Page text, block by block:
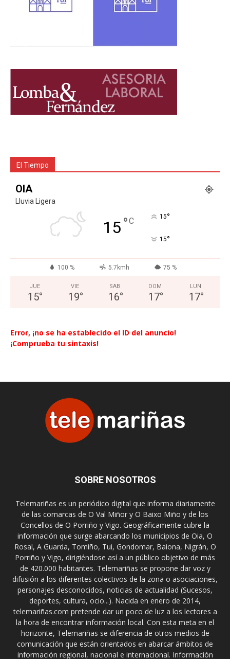
El Tiempo
OIA
Lluvia Ligera
15°C 15°
15°
100 % 5.7kmh 75 %
JUE
15°
VIE
19°
SAB
16°
DOM
17°
LUN
17°
Error, ¡no se ha establecido el ID del anuncio!
¡Comprueba tu sintaxis!
SOBRE NOSOTROS
Telemariñas es un periódico digital que informa diariamente
de las comarcas de O Val Miñor y O Baixo Miño y de los
Concellos de O Porriño y Vigo. Geográficamente cubre la
información que surge abarcando los municipios de Oia, O
Rosal, A Guarda, Tomiño, Tui, Gondomar, Baiona, Nigrán, O
Porriño y Vigo, dirigiéndose así a un público objetivo de más
de 420.000 habitantes. Telemariñas se propone dar voz y
difusión a los diferentes colectivos de la zona o asociaciones,
personajes desconocidos, noticias de actualidad (Sucesos,
deportes, cultura, ocio...). Nacida en enero de 2014,
telemariñas.com pretende dar un poco de luz a los lectores a
la hora de encontrar información local. Con esta meta en el
horizonte, Telemariñas se diferencia de otros medios de
comunicación que están orientados en abarcar ámbitos de
información regional, nacional e internacional. Información